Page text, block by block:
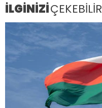
İLGİNİZİÇEKEBİLİR